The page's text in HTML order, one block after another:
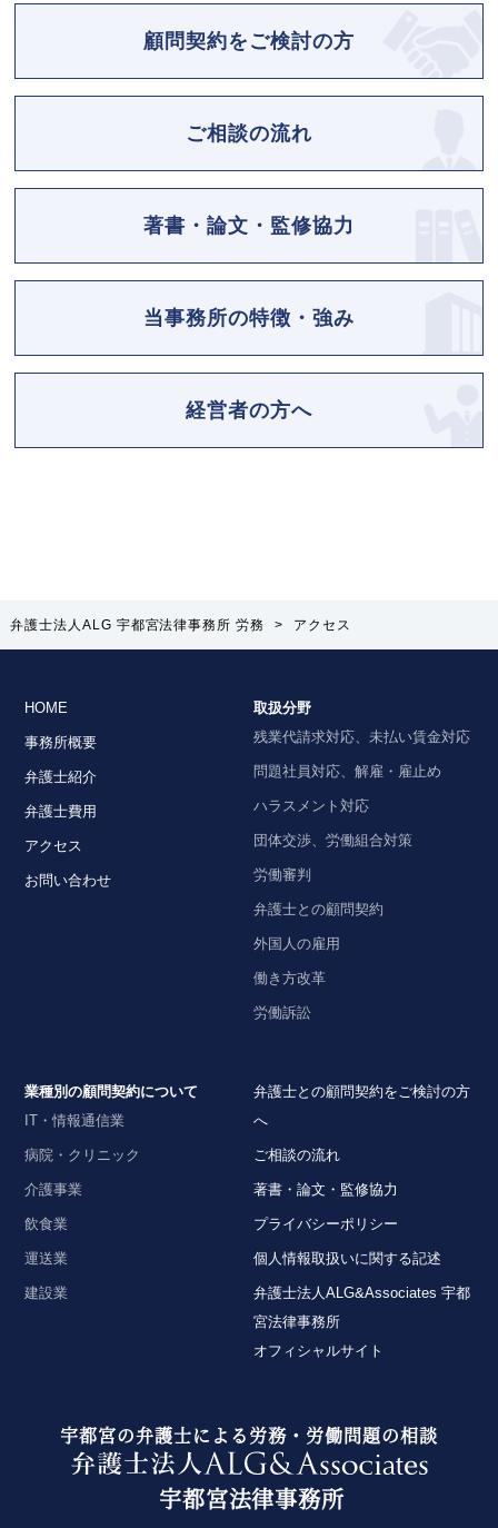
顧問契約をご検討の方
ご相談の流れ
著書・論文・監修協力
当事務所の特徴・強み
経営者の方へ
弁護士法人ALG 宇都宮法律事務所 労務 > アクセス
HOME
事務所概要
弁護士紹介
弁護士費用
アクセス
お問い合わせ
取扱分野
残業代請求対応、未払い賃金対応
問題社員対応、解雇・雇止め
ハラスメント対応
団体交渉、労働組合対策
労働審判
弁護士との顧問契約
外国人の雇用
働き方改革
労働訴訟
業種別の顧問契約について
IT・情報通信業
病院・クリニック
介護事業
飲食業
運送業
建設業
弁護士との顧問契約をご検討の方
へ
ご相談の流れ
著書・論文・監修協力
プライバシーポリシー
個人情報取扱いに関する記述
弁護士法人ALG&Associates 宇都
宮法律事務所
オフィシャルサイト
宇都宮の弁護士による労務・労働問題の相談
宇都宮法律事務所